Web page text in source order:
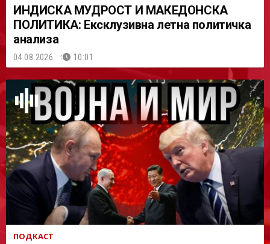
ИНДИСКА МУДРОСТ И МАКЕДОНСКА
ПОЛИТИКА: Ексклузивна летна политичка
анализа
04.08.2026. 10:01
ПОДКАСТ